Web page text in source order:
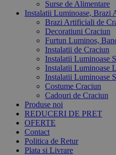
Surse de Alimentare
Instalatii Luminoase, Brazi
Brazi Artificiali de
Decoratiuni Craciun
Furtun Luminos,
Instalatii de Craciun
Instalatii Luminoase
Instalatii Luminoase
Instalatii Luminoase
Costume Craciun
Cadouri de Craciun
Produse noi
REDUCERI DE PRET
OFERTE
Contact
Politica de Retur
Plata si Livrare